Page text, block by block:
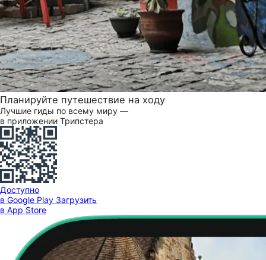
Планируйте путешествие на ходу
Лучшие гиды по всему миру —
в приложении Трипстера
Доступно
в Google Play Загрузить
в App Store